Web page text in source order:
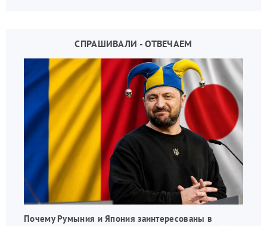
СПРАШИВАЛИ - ОТВЕЧАЕМ
Почему Румыния и Япония заинтересованы в